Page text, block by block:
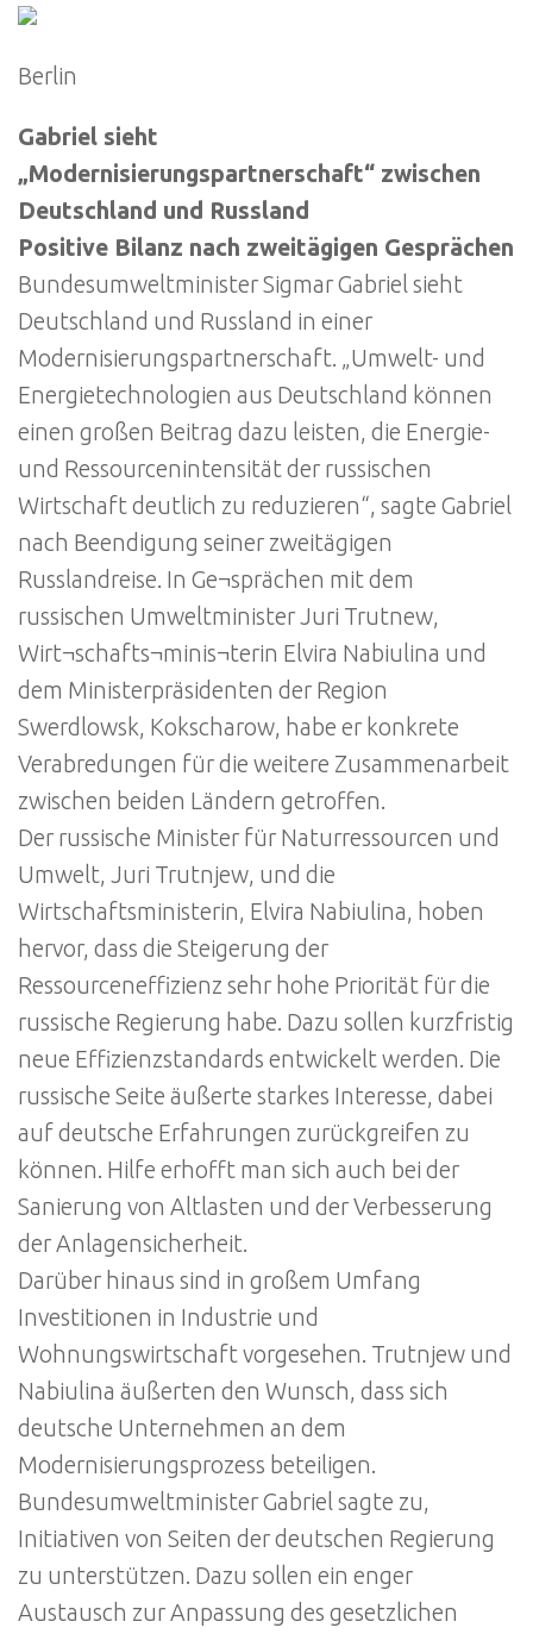
Berlin
Gabriel sieht
„Modernisierungspartnerschaft“ zwischen
Deutschland und Russland
Positive Bilanz nach zweitägigen Gesprächen
Bundesumweltminister Sigmar Gabriel sieht
Deutschland und Russland in einer
Modernisierungspartnerschaft. „Umwelt- und
Energietechnologien aus Deutschland können
einen großen Beitrag dazu leisten, die Energie-
und Ressourcenintensität der russischen
Wirtschaft deutlich zu reduzieren“, sagte Gabriel
nach Beendigung seiner zweitägigen
Russlandreise. In Ge¬sprächen mit dem
russischen Umweltminister Juri Trutnew,
Wirt¬schafts¬minis¬terin Elvira Nabiulina und
dem Ministerpräsidenten der Region
Swerdlowsk, Kokscharow, habe er konkrete
Verabredungen für die weitere Zusammenarbeit
zwischen beiden Ländern getroffen.
Der russische Minister für Naturressourcen und
Umwelt, Juri Trutnjew, und die
Wirtschaftsministerin, Elvira Nabiulina, hoben
hervor, dass die Steigerung der
Ressourceneffizienz sehr hohe Priorität für die
russische Regierung habe. Dazu sollen kurzfristig
neue Effizienzstandards entwickelt werden. Die
russische Seite äußerte starkes Interesse, dabei
auf deutsche Erfahrungen zurückgreifen zu
können. Hilfe erhofft man sich auch bei der
Sanierung von Altlasten und der Verbesserung
der Anlagensicherheit.
Darüber hinaus sind in großem Umfang
Investitionen in Industrie und
Wohnungswirtschaft vorgesehen. Trutnjew und
Nabiulina äußerten den Wunsch, dass sich
deutsche Unternehmen an dem
Modernisierungsprozess beteiligen.
Bundesumweltminister Gabriel sagte zu,
Initiativen von Seiten der deutschen Regierung
zu unterstützen. Dazu sollen ein enger
Austausch zur Anpassung des gesetzlichen